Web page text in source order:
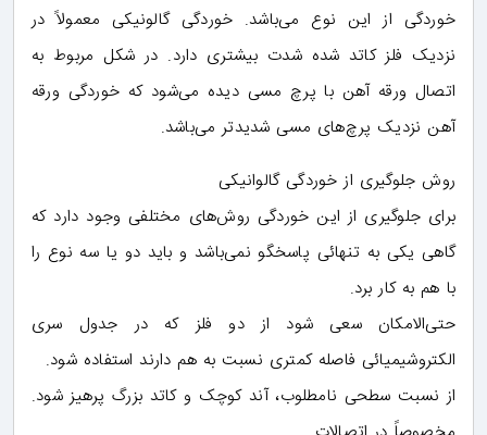
خوردگی از این نوع می‌باشد. خوردگی گالونیکی معمولاً در
نزدیک فلز کاتد شده شدت بیشتری دارد. در شکل مربوط به
اتصال ورقه آهن با پرچ مسی دیده می‌شود که خوردگی ورقه
آهن نزدیک پرچ‌های مسی شدیدتر می‌باشد.
روش جلوگیری از خوردگی گالوانیکی
برای جلوگیری از این خوردگی روش‌های مختلفی وجود دارد که
گاهی یکی به تنهائی پاسخگو نمی‌باشد و باید دو یا سه نوع را
با هم به کار برد.
حتی‌الامکان سعی شود از دو فلز که در جدول سری
الکتروشیمیائی فاصله کمتری نسبت به هم دارند استفاده شود.
از نسبت سطحی نامطلوب، آند کوچک و کاتد بزرگ پرهیز شود.